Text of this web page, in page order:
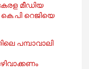
മീഡിയ
റെജിയെ
പമ്പാവാലി